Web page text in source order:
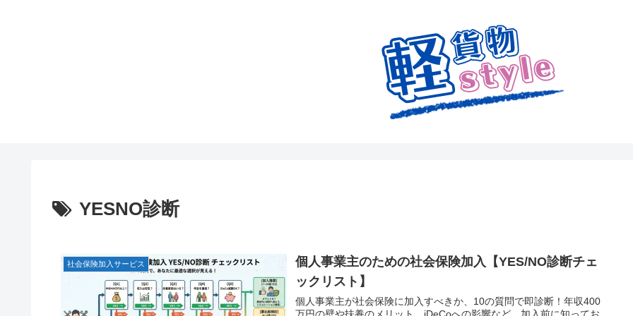
YESNO診断
社会保険加入サービス
個人事業主のための社会保険加入【YES/NO診断チェ
ックリスト】
個人事業主が社会保険に加入すべきか、10の質問で即診断！年収400